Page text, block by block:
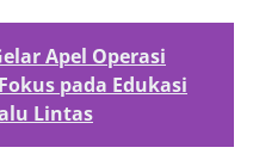
Apel Operasi
pada Edukasi
Lintas